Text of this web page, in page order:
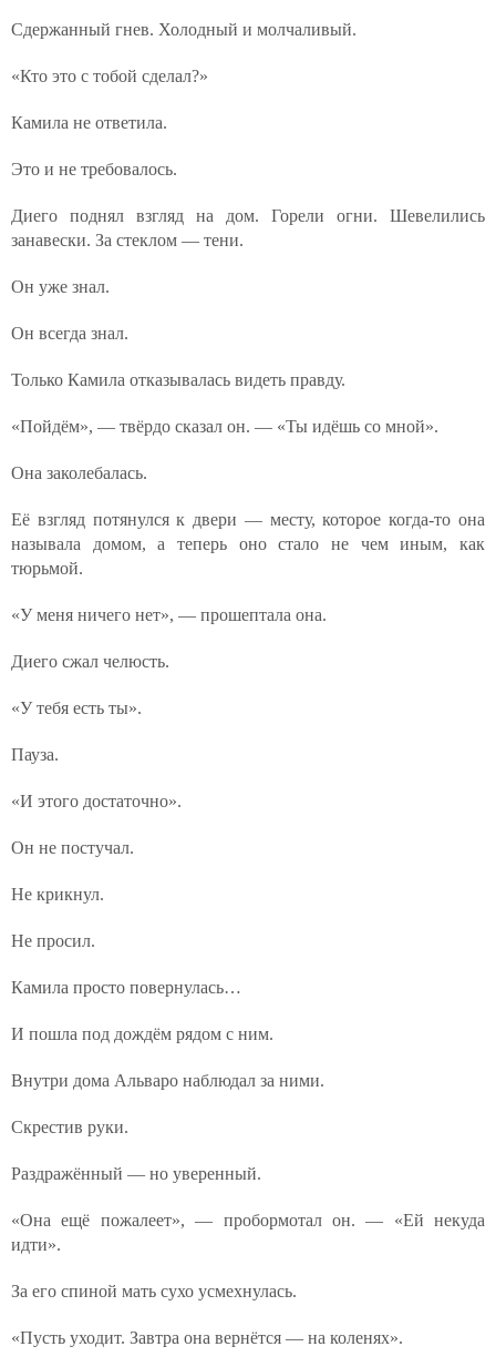
Сдержанный гнев. Холодный и молчаливый.
«Кто это с тобой сделал?»
Камила не ответила.
Это и не требовалось.
Диего поднял взгляд на дом. Горели огни. Шевелились
занавески. За стеклом — тени.
Он уже знал.
Он всегда знал.
Только Камила отказывалась видеть правду.
«Пойдём», — твёрдо сказал он. — «Ты идёшь со мной».
Она заколебалась.
Её взгляд потянулся к двери — месту, которое когда-то она
называла домом, а теперь оно стало не чем иным, как
тюрьмой.
«У меня ничего нет», — прошептала она.
Диего сжал челюсть.
«У тебя есть ты».
Пауза.
«И этого достаточно».
Он не постучал.
Не крикнул.
Не просил.
Камила просто повернулась…
И пошла под дождём рядом с ним.
Внутри дома Альваро наблюдал за ними.
Скрестив руки.
Раздражённый — но уверенный.
«Она ещё пожалеет», — пробормотал он. — «Ей некуда
идти».
За его спиной мать сухо усмехнулась.
«Пусть уходит. Завтра она вернётся — на коленях».